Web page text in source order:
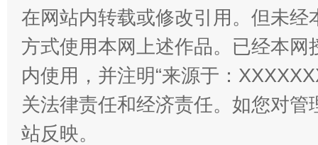
在网站内转载或修改引用。但未
方式使用本网上述作品。已经本
内使用，并注明“来源于：
关法律责任和经济责任。如您对
站反映。